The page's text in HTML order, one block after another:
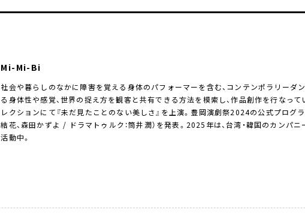
Mi-Mi-Bi
社会や暮らしのなかに障害を覚える身体のパフォーマーを含む、コンテンポラリーダ
る身体性や感覚、世界の捉え方を観客と共有できる方法を模索し、作品創作を行なっ
レクションにて『未だ見たことのない美しさ』を上演。豊岡演劇祭2024の公式プログラ
結花、森田かずよ / ドラマトゥルク：筒井潤）を発表。2025年は、台湾・韓国のカンパ
活動中。